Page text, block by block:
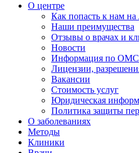
О центре
Как попасть к нам на
Наши преимущества
Отзывы о врачах и
Новости
Информация по ОМС
Лицензии,
Вакансии
Стоимость услуг
Юридическая
Политика защиты
О заболеваниях
Методы
Клиники